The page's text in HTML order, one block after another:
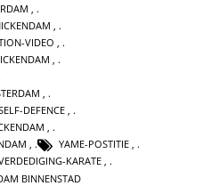
VIDEO ,
,
,
DEFENCE ,
,
, YAME-POSTITIE ,
KARATE ,
BINNENSTAD